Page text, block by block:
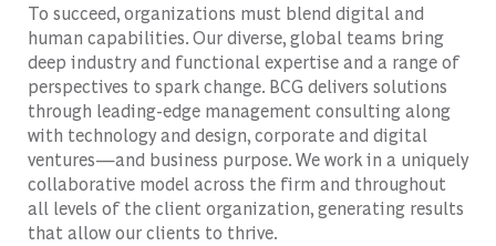
To succeed, organizations must blend digital and
human capabilities. Our diverse, global teams bring
deep industry and functional expertise and a range of
perspectives to spark change. BCG delivers solutions
through leading-edge management consulting along
with technology and design, corporate and digital
ventures—and business purpose. We work in a uniquely
collaborative model across the firm and throughout
all levels of the client organization, generating results
that allow our clients to thrive.